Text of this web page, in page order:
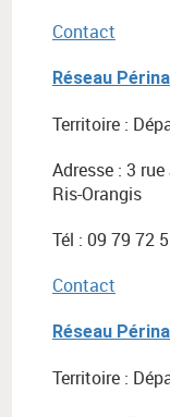
Contact
Réseau
Territoire :
Adresse : 3
Ris-Orangis
Tél : 09 79 72
Contact
Réseau
Territoire :